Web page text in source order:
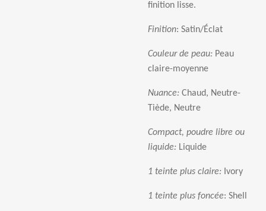
finition lisse.
Finition: Satin/Éclat
Couleur de peau: Peau
claire-moyenne
Nuance: Chaud, Neutre-
Tiède, Neutre
Compact, poudre libre ou
liquide: Liquide
1 teinte plus claire: Ivory
1 teinte plus foncée: Shell